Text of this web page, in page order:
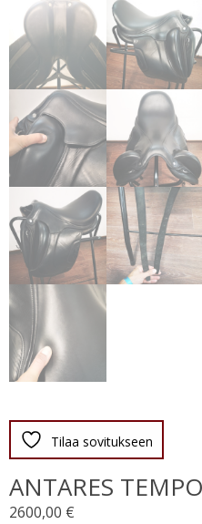
Tilaa sovitukseen
ANTARES
2600,00 €